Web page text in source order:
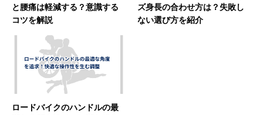
と腰痛は軽減する？意識する
コツを解説
ズ身長の合わせ方は？失敗し
ない選び方を紹介
ロードバイクのハンドルの最